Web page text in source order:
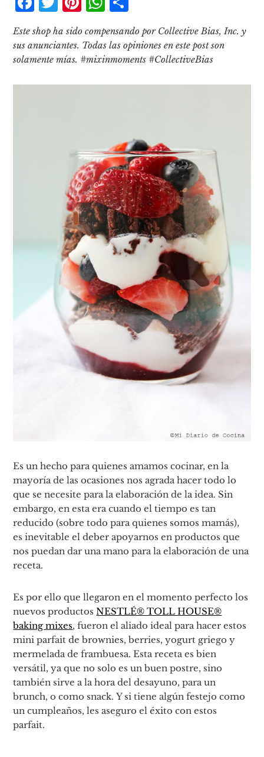
Este shop ha sido compensando por Collective Bias, Inc. y
sus anunciantes. Todas las opiniones en este post son
solamente mías. #mixinmoments #CollectiveBias
Es un hecho para quienes amamos cocinar, en la
mayoría de las ocasiones nos agrada hacer todo lo
que se necesite para la elaboración de la idea. Sin
embargo, en esta era cuando el tiempo es tan
reducido (sobre todo para quienes somos mamás),
es inevitable el deber apoyarnos en productos que
nos puedan dar una mano para la elaboración de una
receta.
Es por ello que llegaron en el momento perfecto los
nuevos productosNESTLÉ® TOLL HOUSE®
baking mixes, fueron el aliado ideal para hacer estos
mini parfait de brownies, berries, yogurt griego y
mermelada de frambuesa. Esta receta es bien
versátil, ya que no solo es un buen postre, sino
también sirve a la hora del desayuno, para un
brunch, o como snack. Y si tiene algún festejo como
un cumpleaños, les aseguro el éxito con estos
parfait.